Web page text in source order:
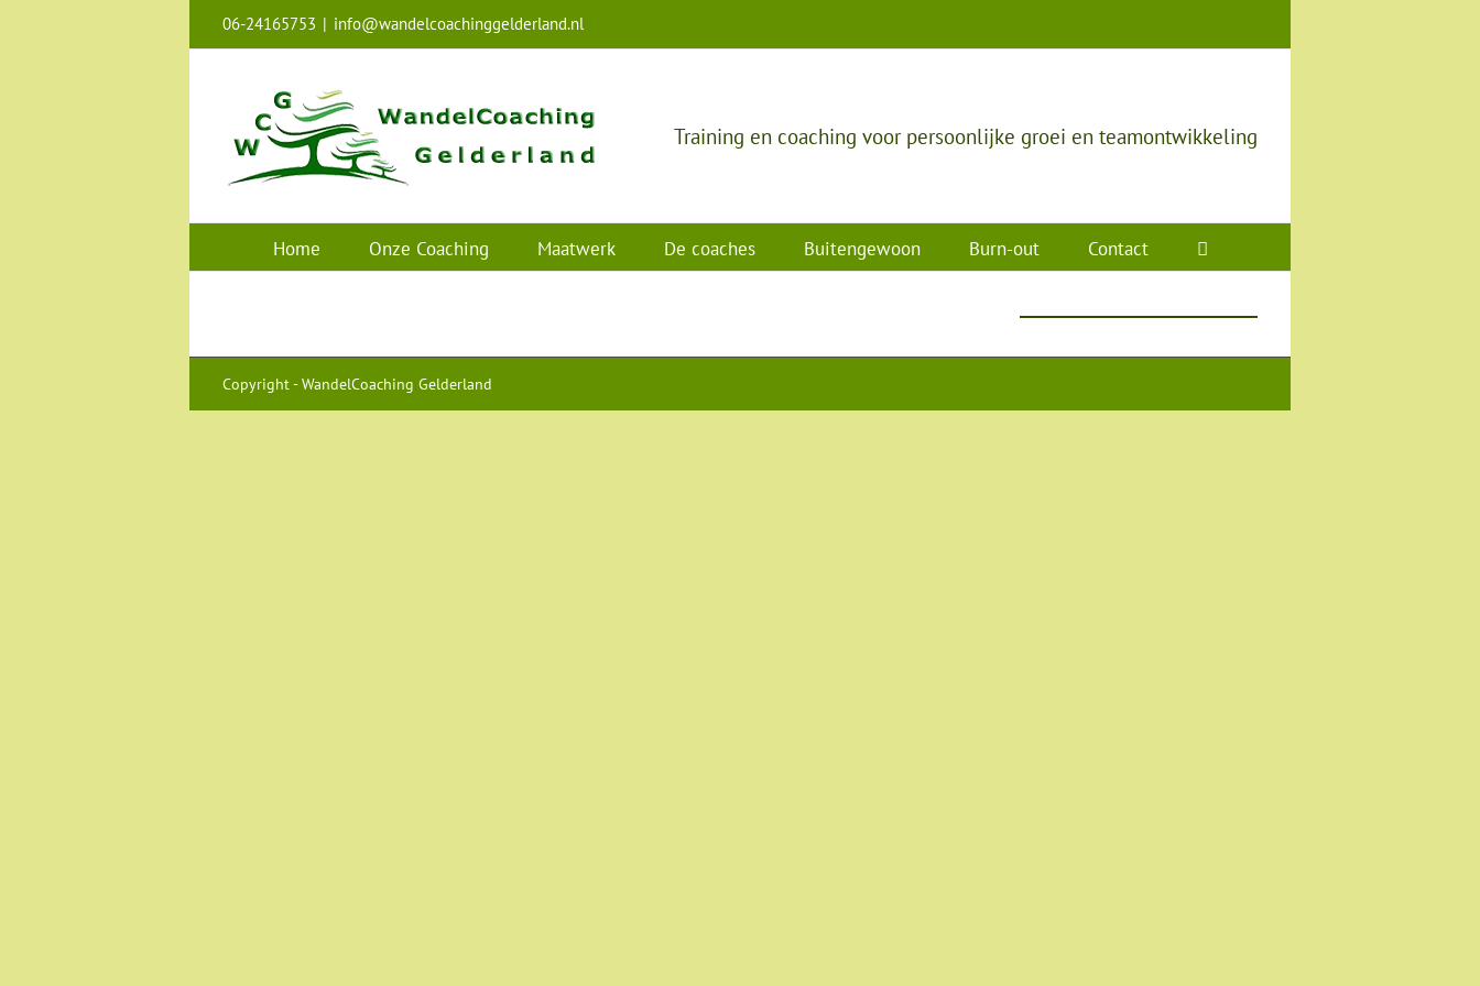
06-24165753 | info@wandelcoachinggelderland.nl
Training en coaching voor persoonlijke groei en teamontwikkeling
Home Onze Coaching Maatwerk De coaches Buitengewoon Burn-out Contact
Copyright - WandelCoaching Gelderland